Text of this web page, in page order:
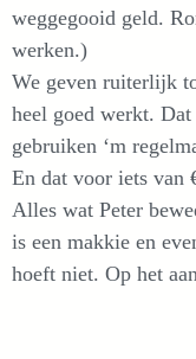
weggegooid geld.
werken.)
We geven ruiterlijk
heel goed werkt.
gebruiken ‘m
En dat voor iets van
Alles wat Peter
is een makkie en
hoeft niet. Op het